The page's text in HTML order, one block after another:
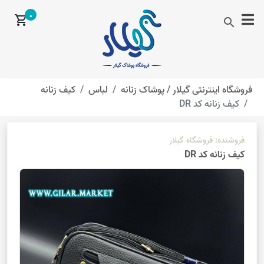
search
shopping_cart0
فروشگاه اینترنتی گیلار /پوشاک زنانه لباس
کیف زنانه
کیف زنانه کد DR
فروشنده: فروشگاه گیلار
کیف زنانه کد DR